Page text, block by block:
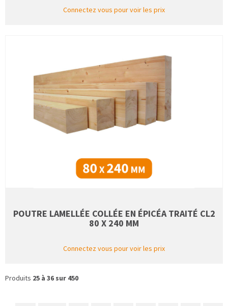
Connectez vous pour voir les prix
POUTRE LAMELLÉE COLLÉE EN ÉPICÉA TRAITÉ CL2
80 X 240 MM
Connectez vous pour voir les prix
Produits 25 à 36 sur 450